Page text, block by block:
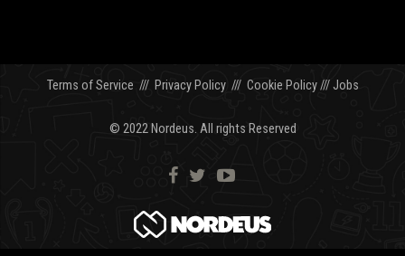
Terms of Service /// Privacy Policy/// Cookie Policy///Jobs
© 2022 Nordeus. All rights Reserved